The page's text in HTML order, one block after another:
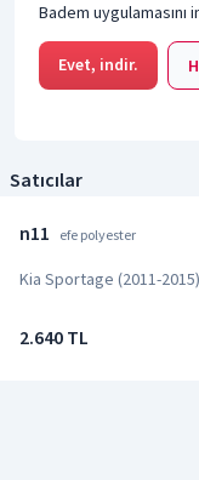
Badem
Evet, indir.
Satıcılar
n11 efe polyester
Kia Sportage (2011-
2.640 TL